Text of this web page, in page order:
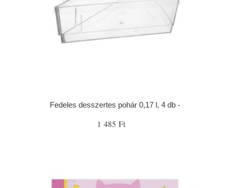
Fedeles desszertes pohár 0,17 l, 4 db -
1 485 Ft